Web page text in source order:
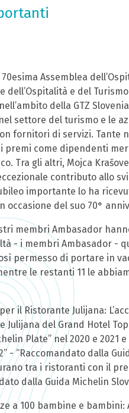
Assemblea
dell’Ospitalità e del
della GTZ
settore del turismo e le
fornitori di servizi. Tante
premi come dipendenti
Tra gli altri, Mojca
contributo allo
importante lo ha
occasione del suo 70°
membri Ambasador
- i membri Ambasador -
permesso di portare in
le restanti 11 le
il Ristorante Julijana:
Julijana del Grand Hotel
Plate” nel 2020 e 2021
- “Raccomandato dalla
tra i ristoranti con il
dalla Guida Michelin
a 100 bambine e bambini: